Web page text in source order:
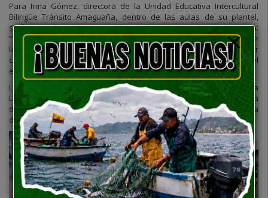
Para Irma Gómez, directora de la Unidad Educativa Intercultural
Bilingüe Tránsito Amaguaña, dentro de las aulas de su plantel,
se fomenta la educación multilingüe basada en la lengua materna:
“Trabajamos con los alumnos cuya lengua materna es diferente de
la lengua de instrucción porque buscamos terminar
con esa distancia que hay entre la familia y la escuela, y mejorar el
entorno escolar a través de las lenguas nativas”, sostuvo.
La UNESCO declaró el 21 de febrero como el “Día Internacional de la
Lengua Materna”, en el año 1999, con el objetivo de promover la
diversidad cultural y lingüística y fomentar la preservación de la
diversidad de las lenguas como patrimonio común.